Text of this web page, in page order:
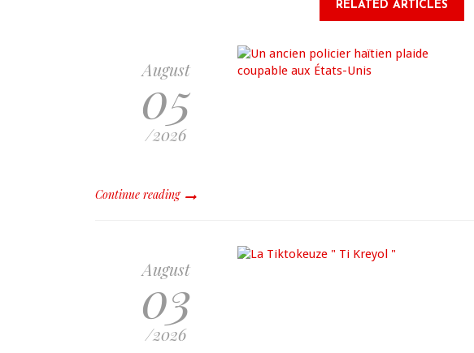
RELATED ARTICLES
August
05
/2026
Continue reading
August
03
/2026